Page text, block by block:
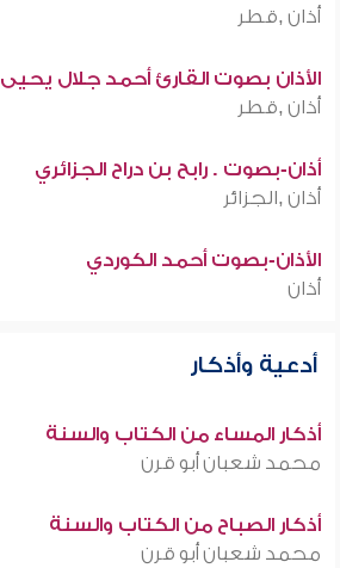
أذان ,قطر
الأذان بصوت القارئ أحمد جلال يحيى
أذان ,قطر
أذان-بصوت . رابح بن دراح الجزائري
أذان ,الجزائر
الأذان-بصوت أحمد الكوردي
أذان
أدعية وأذكار
أذكار المساء من الكتاب والسنة
محمد شعبان أبو قرن
أذكار الصباح من الكتاب والسنة
محمد شعبان أبو قرن